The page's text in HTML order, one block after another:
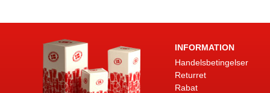
INFORMATION
Handelsbetingelser
Returret
Rabat